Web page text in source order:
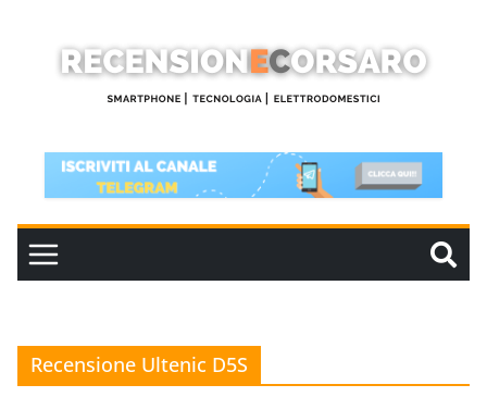
contenuto
Recensione Ultenic D5S